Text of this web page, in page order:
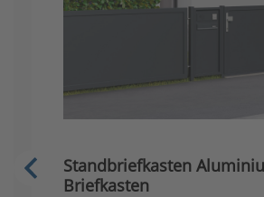
Standbriefkasten
Briefkasten